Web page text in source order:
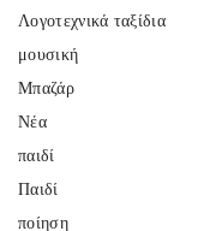
Λογοτεχνικά ταξίδια
μουσική
Μπαζάρ
Νέα
παιδί
Παιδί
ποίηση